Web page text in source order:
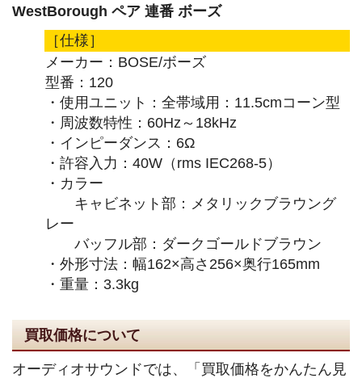
WestBorough ペア 連番 ボーズ
［仕様］
メーカー：BOSE/ボーズ
型番：120
・使用ユニット：全帯域用：11.5cmコーン型
・周波数特性：60Hz～18kHz
・インピーダンス：6Ω
・許容入力：40W（rms IEC268-5）
・カラー
キャビネット部：メタリックブラウング
レー
バッフル部：ダークゴールドブラウン
・外形寸法：幅162×高さ256×奥行165mm
・重量：3.3kg
買取価格について
オーディオサウンドでは、「買取価格をかんたん見